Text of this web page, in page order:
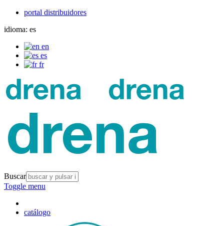
portal distribuidores
idioma: es
en
es
fr
Buscar
Toggle menu
catálogo